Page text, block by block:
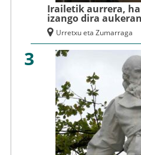
Irailetik aurrera,
izango dira
Urretxu eta Zumarraga
3